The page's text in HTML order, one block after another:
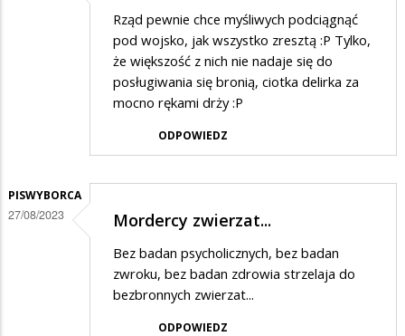
Rząd pewnie chce myśliwych podciągnąć
pod wojsko, jak wszystko zresztą :P Tylko,
że większość z nich nie nadaje się do
posługiwania się bronią, ciotka delirka za
mocno rękami drży :P
ODPOWIEDZ
PISWYBORCA
27/08/2023 Mordercy zwierzat...
Bez badan psycholicznych, bez badan
zwroku, bez badan zdrowia strzelaja do
bezbronnych zwierzat...
ODPOWIEDZ